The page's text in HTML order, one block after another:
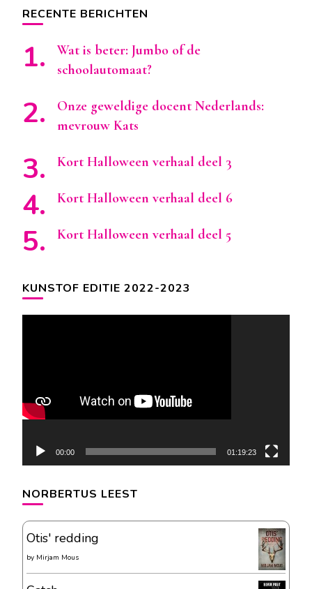
RECENTE BERICHTEN
Wat is beter: Jumbo of de
schoolautomaat?
Onze geweldige docent Nederlands:
mevrouw Kats
Kort Halloween verhaal deel 3
Kort Halloween verhaal deel 6
Kort Halloween verhaal deel 5
KUNSTOF EDITIE 2022-2023
00:00 01:19:23
NORBERTUS LEEST
Otis' redding
by Mirjam Mous